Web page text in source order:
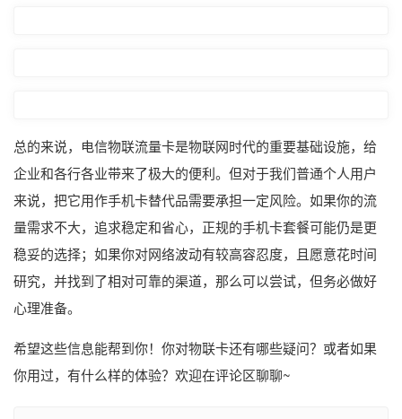
总的来说，电信物联流量卡是物联网时代的重要基础设施，给
企业和各行各业带来了极大的便利。但对于我们普通个人用户
来说，把它用作手机卡替代品需要承担一定风险。如果你的流
量需求不大，追求稳定和省心，正规的手机卡套餐可能仍是更
稳妥的选择；如果你对网络波动有较高容忍度，且愿意花时间
研究，并找到了相对可靠的渠道，那么可以尝试，但务必做好
心理准备。
希望这些信息能帮到你！你对物联卡还有哪些疑问？或者如果
你用过，有什么样的体验？欢迎在评论区聊聊~